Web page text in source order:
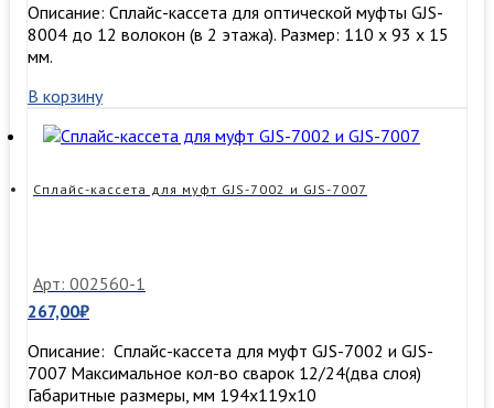
Описание: Сплайс-кассета для оптической муфты GJS-
8004 до 12 волокон (в 2 этажа). Размер: 110 х 93 х 15
мм.
В корзину
Сплайс-кассета для муфт GJS-7002 и GJS-7007
Арт: 002560-1
267,00₽
Описание: Сплайс-кассета для муфт GJS-7002 и GJS-
7007 Максимальное кол-во сварок 12/24(два слоя)
Габаритные размеры, мм 194x119x10